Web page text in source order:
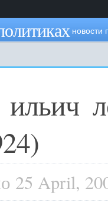
новости
25 April,